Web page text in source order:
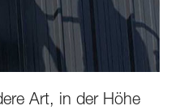
Art, in der Höhe